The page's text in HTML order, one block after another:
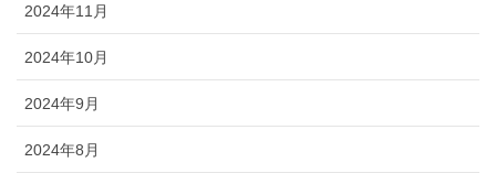
2024年11月
2024年10月
2024年9月
2024年8月